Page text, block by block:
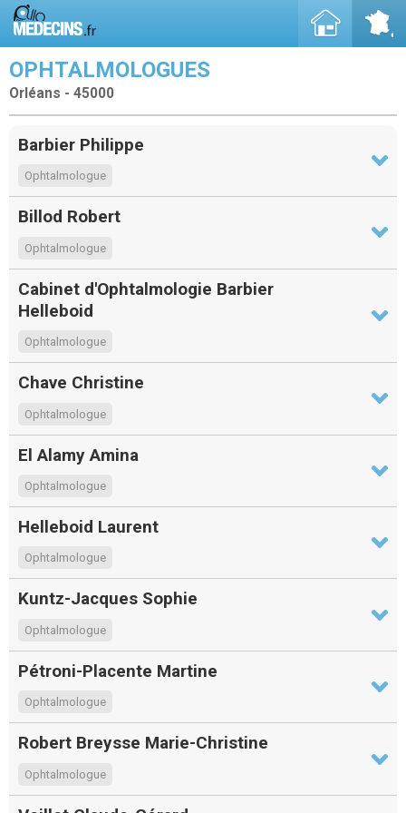
OPHTALMOLOGUES
Orléans - 45000
Barbier Philippe
Ophtalmologue
Billod Robert
Ophtalmologue
Cabinet d'Ophtalmologie Barbier
Helleboid
Ophtalmologue
Chave Christine
Ophtalmologue
El Alamy Amina
Ophtalmologue
Helleboid Laurent
Ophtalmologue
Kuntz-Jacques Sophie
Ophtalmologue
Pétroni-Placente Martine
Ophtalmologue
Robert Breysse Marie-Christine
Ophtalmologue